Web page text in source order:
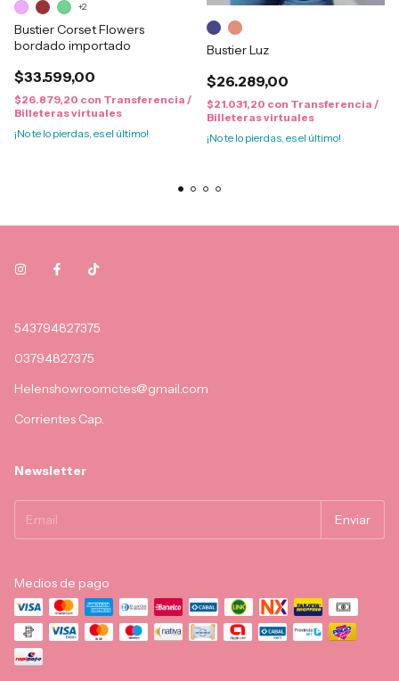
Bustier Corset Flowers
bordado importado
$33.599,00
$26.879,20 con Transferencia /
Billeteras virtuales
¡No te lo pierdas, es el último!
+2
Bustier Luz
$26.289,00
$21.031,20 con Transferencia /
Billeteras virtuales
¡No te lo pierdas, es el último!
543794827375
03794827375
Helenshowroomctes@gmail.com
Corrientes Cap.
Newsletter
Medios de pago